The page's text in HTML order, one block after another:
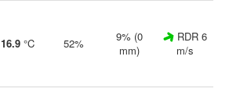
16.9 °C 52%
9% (0
mm)
RDR 6
m/s